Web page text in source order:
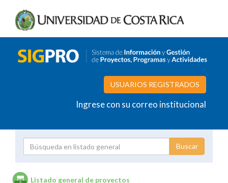
USUARIOS REGISTRADOS
Ingrese con su correo institucional
Listado general de proyectos